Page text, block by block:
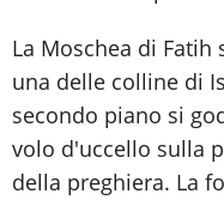
La Moschea di
una delle colline di
secondo piano si
volo d'uccello sulla
della preghiera. La